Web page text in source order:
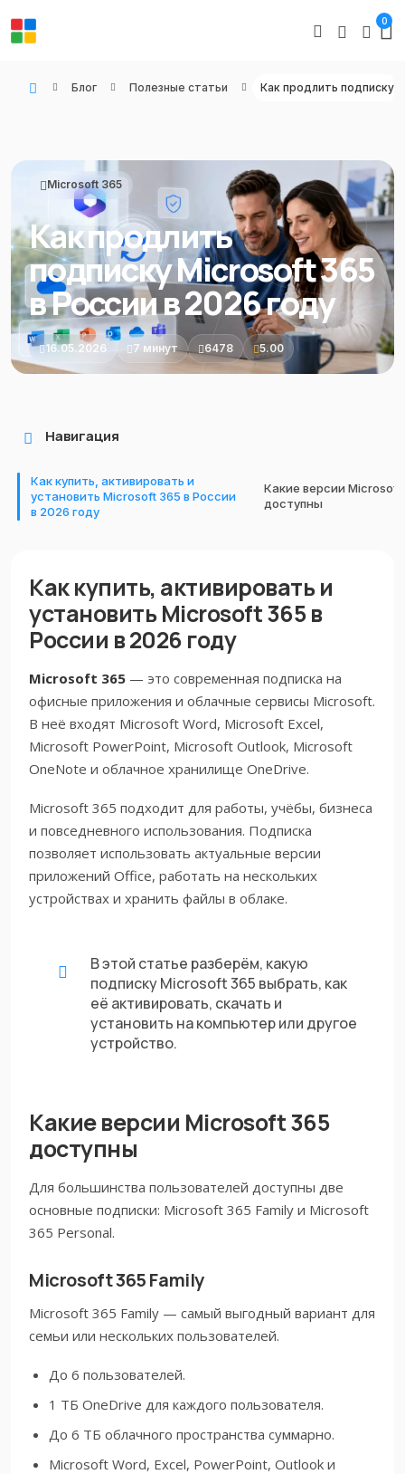
0
Блог Полезные статьи
Microsoft 365
Как продлить
подписку Microsoft 365
в России в 2026 году
16.05.2026 7 минут 6478 5.00
Навигация
Как купить, активировать и
установить Microsoft 365 в России
в 2026 году
Какие версии Microsoft
доступны
Как купить, активировать и
установить Microsoft 365 в
России в 2026 году
Microsoft 365 — это современная подписка на
офисные приложения и облачные сервисы Microsoft.
В неё входят Microsoft Word, Microsoft Excel,
Microsoft PowerPoint, Microsoft Outlook, Microsoft
OneNote и облачное хранилище OneDrive.
Microsoft 365 подходит для работы, учёбы, бизнеса
и повседневного использования. Подписка
позволяет использовать актуальные версии
приложений Office, работать на нескольких
устройствах и хранить файлы в облаке.
В этой статье разберём, какую
подписку Microsoft 365 выбрать, как
её активировать, скачать и
установить на компьютер или другое
устройство.
Какие версии Microsoft 365
доступны
Для большинства пользователей доступны две
основные подписки: Microsoft 365 Family и Microsoft
365 Personal.
Microsoft 365 Family
Microsoft 365 Family — самый выгодный вариант для
семьи или нескольких пользователей.
До 6 пользователей.
1 ТБ OneDrive для каждого пользователя.
До 6 ТБ облачного пространства суммарно.
Microsoft Word, Excel, PowerPoint, Outlook и